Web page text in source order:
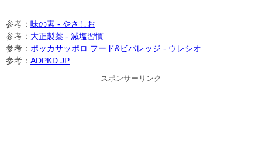
参考： 味の素 - やさしお
参考： 大正製薬 - 減塩習慣
参考： ポッカサッポロ フード&ビバレッジ - ウレシオ
参考： ADPKD.JP
スポンサーリンク